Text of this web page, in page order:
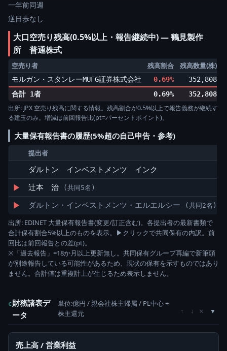
一年前同週
逆日歩なし
大口空売り残高(0.5%以上・報告継続中) ― 鶴見製作
所 普通株式
空売り者 残高割合 残高数量(株)
モルガン・スタンレーMUFG証券株式会社 0.69% 352,808
合計 1者
0.69% 352,808
出所: JPX 空売り残高に関する情報。残高割合が0.5%以上で報告義務が継続す
る建玉のみ。増減は前回報告比(pt=パーセントポイント)。
大量保有報告書の履歴(5%超の自己申告・参考)
提出者
ダルトン インベストメンツ インク
▶ 辻本 治 (共同5名)
▶ ダルトン・インベストメンツ・エルエルシー (共同2名)
出所: EDINET 大量保有報告書(変更/訂正含む)。各提出者の最新書類で
合計保有割合5%以上のものを表示。▶クリックで共同保有の内訳。前
回比は前回報告との差(pt)。
※「過去報告」=18か月以上更新無し。共同保有グループ再編で新筆頭
が別途報告している可能性があるため、現状の保有を示すものではあり
ません。合計値は重複計上が生じるため表示しません。
c財務諸表デ
ータ
単位:億円 / 親会社株主帰属 / PL中心 +
株主還元
↑ ↓ ×
売上高 / 営業利益